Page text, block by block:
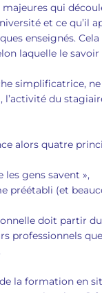
qui
et ce qu’il
enseignés.
laquelle le
simplificatrice,
du
alors quatre
les gens savent »,
préétabli (et
doit partir
professionnels
la formation en